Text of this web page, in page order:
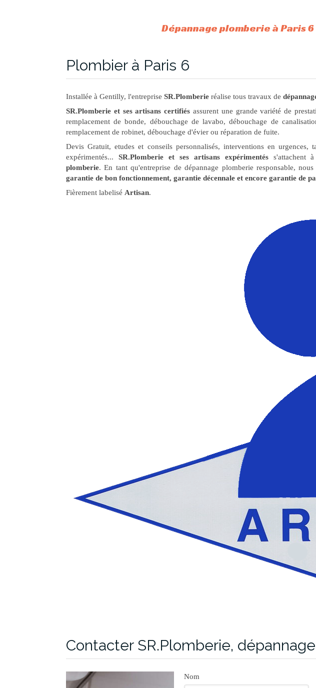
Dépannage plomberie à Paris
Plombier à Paris 6
Installée à Gentilly, l'entreprise SR.Plomberie réalise tous travaux de
SR.Plomberie et ses artisans certifiés assurent une grande variété de
remplacement de bonde, débouchage de lavabo, débouchage de
remplacement de robinet, débouchage d'évier ou réparation de fuite.
Devis Gratuit, etudes et conseils personnalisés, interventions en urgences,
expérimentés... SR.Plomberie et ses artisans expérimentéss'attachent
plomberie. En tant qu'entreprise de dépannage plomberie responsable,
garantie de bon fonctionnement, garantie décennale et encore garantie de
Fièrement labelisé Artisan.
Contacter SR.Plomberie,
Nom